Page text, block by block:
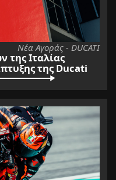
Νέα Αγοράς - DUCATI
της Ιταλίας
της Ducati